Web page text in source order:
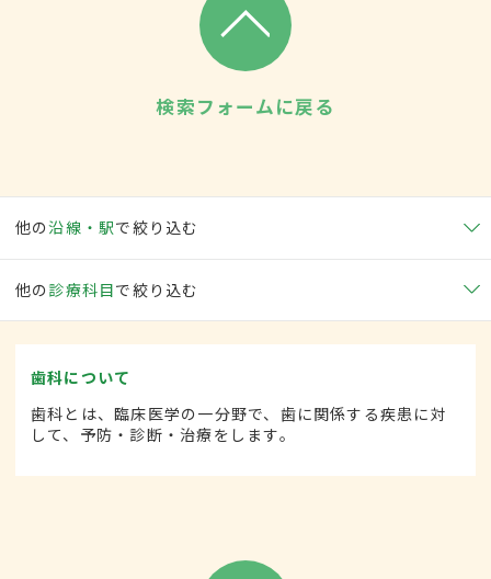
検索フォームに戻る
他の沿線・駅で絞り込む
他の 診療科目で絞り込む
歯科について
歯科とは、臨床医学の一分野で、歯に関係する疾患に対
して、予防・診断・治療をします。